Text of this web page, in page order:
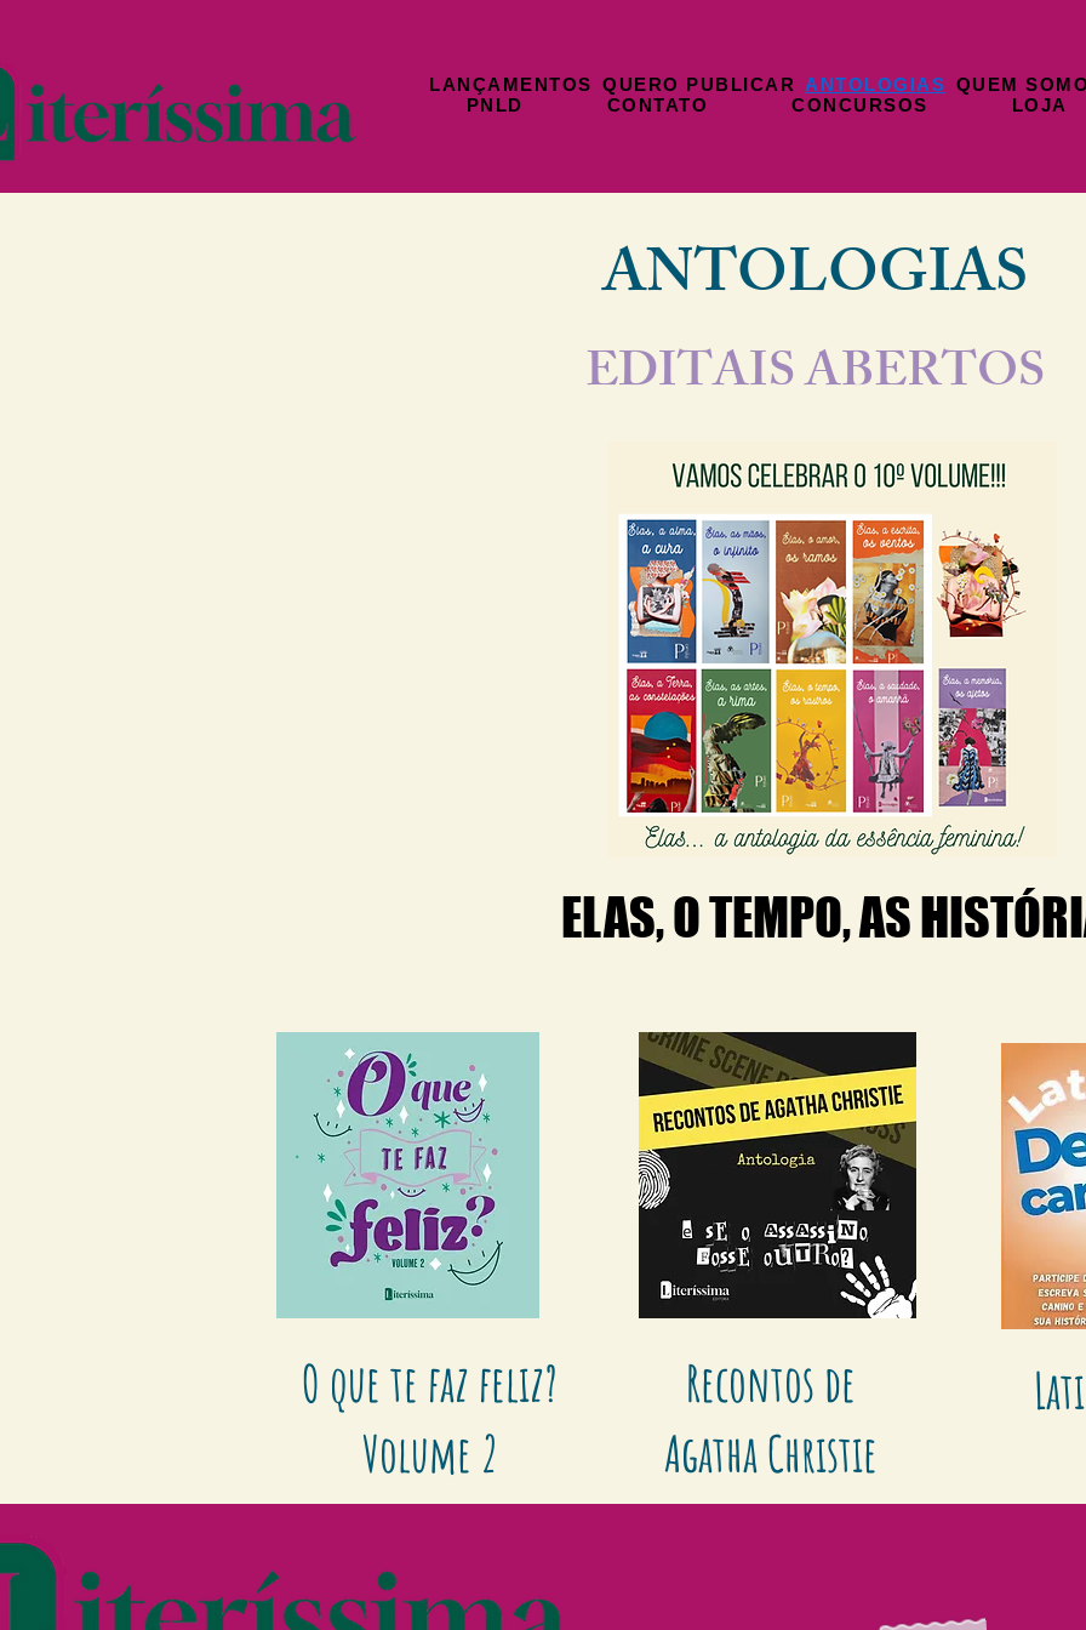
LANÇAMENTOS QUERO PUBLICAR ANTOLOGIAS QUEM
PNLD
CONTATO CONCURSOS LOJA
ANTOLOGIAS
EDITAIS ABERTOS
ELAS, O TEMPO, AS
ELAS, O TEMPO, AS
O que te faz feliz?
Volume 2
Recontos de
Agatha Christie